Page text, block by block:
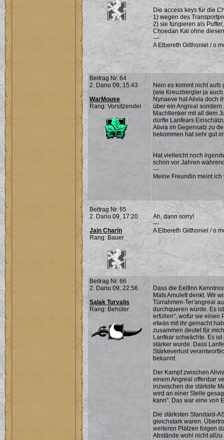
Die access keys für die
1) wegen des
2) sie fungieren als
Choedan Kal ohne
---
A Elbereth Gilthoniel / o
Beitrag Nr. 64
2. Danu 09, 15:43
WarMouse
Rang: Vorsitzender
Nein es kommt nicht
(wie Kreuzbergler ja
Nynaeve hat Alivia doch
über ein Angreal
Machtlenker mit all dem
dürfte Lanfears
Alivia im Gegensatz zu
bekommen hat sehr gut
Hat vielleicht noch
schon vor Jahren
---
Meine Freundin meint
Beitrag Nr. 65
2. Danu 09, 17:20
Jain Charin
Rang: Bauer
Ah, dann sorry!
---
A Elbereth Gilthoniel / o
Beitrag Nr. 66
2. Danu 09, 22:56
Salak Turvalis
Rang: Behüter
Dass die Eelfinn
Mats Amulett denkt. Wir
Türrahmen-Ter'angreal
durchqueren würde. Es
erfüllen", wofür sie einen
etwas mit ihr gemacht
zusammen deutet für
Lanfear schwächte. Es
stärker wurde. Dass
Stärkeverlust
bekannt.
Der Kampf zwischen
einem Angreal offenbar
inzwischen die stärkste
wird an einer Stelle
kann". Das war eine von
Die stärksten Standard-
gleichstark waren.
weiteren Plätzen folgen
Abstände wohl nicht